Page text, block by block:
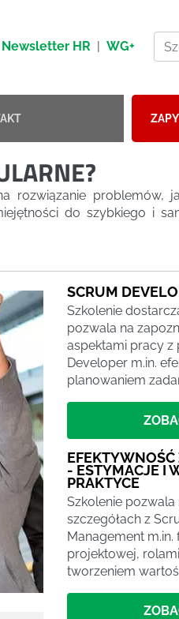
Newsletter HR | WG+
problemów,
do szybkiego i
SCRUM
Szkolenie
pozwala na
aspektami pracy
Developer m.in.
planowaniem
- ESTYMACJE I
PRAKTYCE
Szkolenie pozwala
szczegółach z
Management
projektowej,
tworzeniem